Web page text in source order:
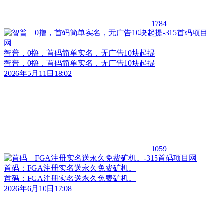
1784
智普，0撸，首码简单实名，无广告10块起提
智普，0撸，首码简单实名，无广告10块起提
2026年5月11日18:02
1059
首码：FGA注册实名送永久免费矿机。
首码：FGA注册实名送永久免费矿机。
2026年6月10日17:08